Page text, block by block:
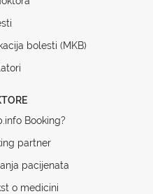
bolesti (MKB)
Booking?
partner
pacijenata
o medicini